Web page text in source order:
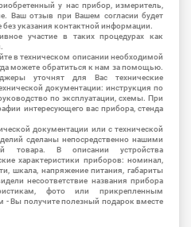
у нас прибор, измеритель,
Ваш отзыв при Вашем согласии будет
указания контактной информации.
участие в таких процедурах как
в техническом описании необходимой
можете обратиться к нам за помощью.
уточнят для Вас технические
документации: инструкция по
по эксплуатации, схемы. При
интересующего вас прибора, стенда
документации или с технической
сделаны непосредственно нашими
товара. В описании устройства
характеристики приборов: номинал,
шкала, напряжение питания, габариты
несоответствие названия прибора
фото или прикрепленным
- Вы получите полезный подарок вместе